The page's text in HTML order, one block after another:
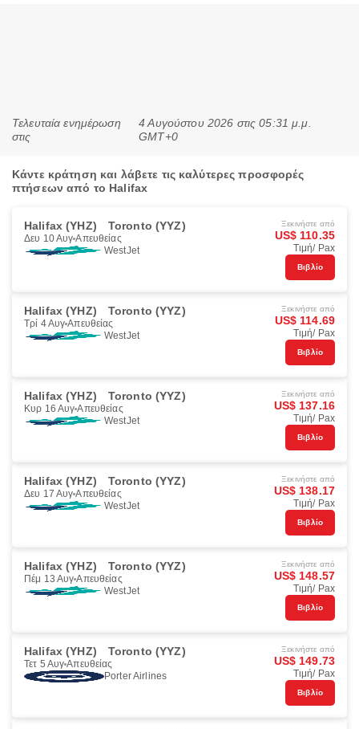
Τελευταία ενημέρωση
στις
4 Αυγούστου 2026 στις 05:31 μ.μ.
GMT+0
Κάντε κράτηση και λάβετε τις καλύτερες προσφορές
πτήσεων από το Halifax
Halifax (YHZ) Toronto (YYZ)
Δευ 10 Αυγ Απευθείας
WestJet
Ξεκινήστε από
US$ 110.35
Τιμή/ Pax
Βιβλίο
Halifax (YHZ) Toronto (YYZ)
Τρί 4 Αυγ Απευθείας
WestJet
Ξεκινήστε από
US$ 114.69
Τιμή/ Pax
Βιβλίο
Halifax (YHZ) Toronto (YYZ)
Κυρ 16 Αυγ Απευθείας
WestJet
Ξεκινήστε από
US$ 137.16
Τιμή/ Pax
Βιβλίο
Halifax (YHZ) Toronto (YYZ)
Δευ 17 Αυγ Απευθείας
WestJet
Ξεκινήστε από
US$ 138.17
Τιμή/ Pax
Βιβλίο
Halifax (YHZ) Toronto (YYZ)
Πέμ 13 Αυγ Απευθείας
WestJet
Ξεκινήστε από
US$ 148.57
Τιμή/ Pax
Βιβλίο
Halifax (YHZ) Toronto (YYZ)
Τετ 5 Αυγ Απευθείας
Porter Airlines
Ξεκινήστε από
US$ 149.73
Τιμή/ Pax
Βιβλίο